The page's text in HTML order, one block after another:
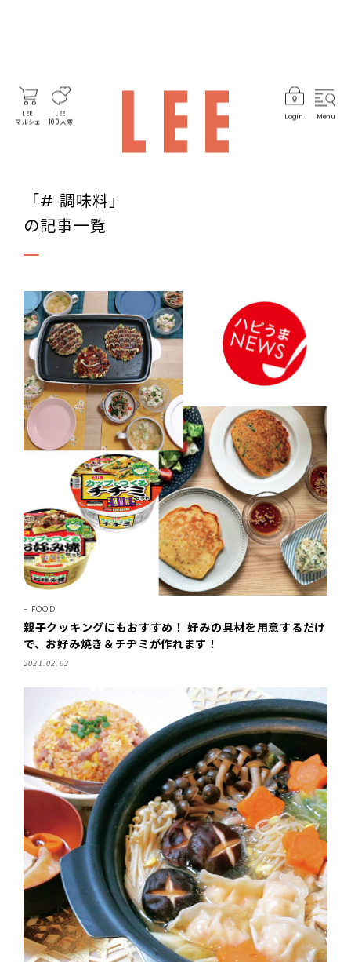
LEE
マルシェ
LEE
100人隊
Login Menu
「# 調味料」
の記事一覧
FOOD
親子クッキングにもおすすめ！ 好みの具材を用意するだけ
で、お好み焼き＆チヂミが作れます！
2021.02.02